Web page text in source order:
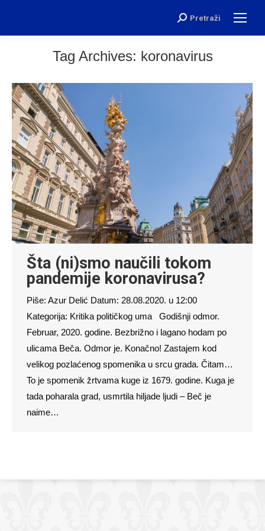
Search:
Pretraži
Tag Archives: koronavirus
Šta (ni)smo naučili tokom
pandemije koronavirusa?
Piše: Azur Delić Datum: 28.08.2020. u 12:00
Kategorija: Kritika političkog uma Godišnji odmor.
Februar, 2020. godine. Bezbrižno i lagano hodam po
ulicama Beča. Odmor je. Konačno! Zastajem kod
velikog pozlaćenog spomenika u srcu grada. Čitam…
To je spomenik žrtvama kuge iz 1679. godine. Kuga je
tada poharala grad, usmrtila hiljade ljudi – Beč je
naime…